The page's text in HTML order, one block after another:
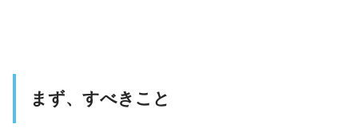
まず、すべきこと